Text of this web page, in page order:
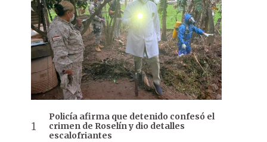
Policía afirma que detenido confesó el
crimen de Roselín y dio detalles
escalofriantes